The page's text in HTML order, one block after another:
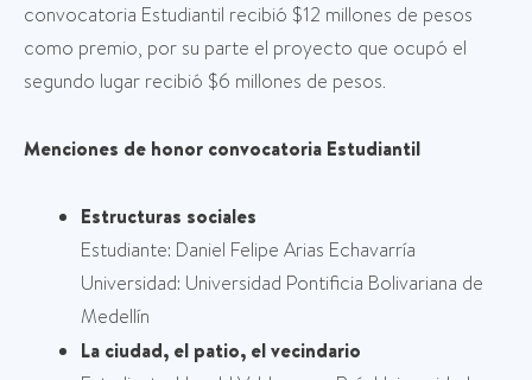
convocatoria Estudiantil recibió $12 millones de pesos
como premio, por su parte el proyecto que ocupó el
segundo lugar recibió $6 millones de pesos.
Menciones de honor convocatoria Estudiantil
Estructuras sociales
Estudiante: Daniel Felipe Arias Echavarría
Universidad: Universidad Pontificia Bolivariana de
Medellín
La ciudad, el patio, el vecindario